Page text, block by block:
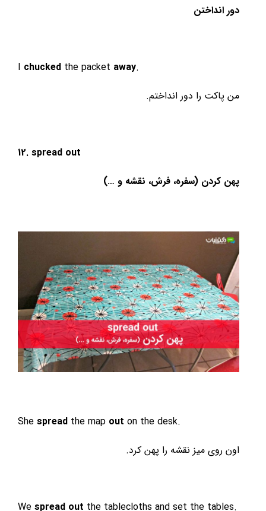
دور انداختن
I chucked the packet away.
من پاکت را دور انداختم.
12. spread out
پهن کردن (سفره، فرش، نقشه و …)
She spread the map out on the desk.
اون روی میز نقشه را پهن کرد.
We spread out the tablecloths and set the tables.